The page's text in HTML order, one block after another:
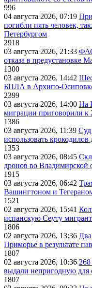
996
04 августа 2026, 07:19
погибли пять человек,
Петербургом
2918
03 августа 2026, 21:33
отказа в предустановке
1300
03 августа 2026, 14:42
БПЛА в Архипо-
2399
03 августа 2026, 14:00 На
миграции приговорили к
1386
03 августа 2026, 11:39 Суд
использовать
1353
03 августа 2026, 08:45
дронов во Владимирской
1915
03 августа 2026, 06:42
Вашингтоном и
1521
02 августа 2026, 15:41
испанскую Сеуту
1806
02 августа 2026, 13:36
Приморье в результате
1807
02 августа 2026, 10:36
выдали непригодную для
1807